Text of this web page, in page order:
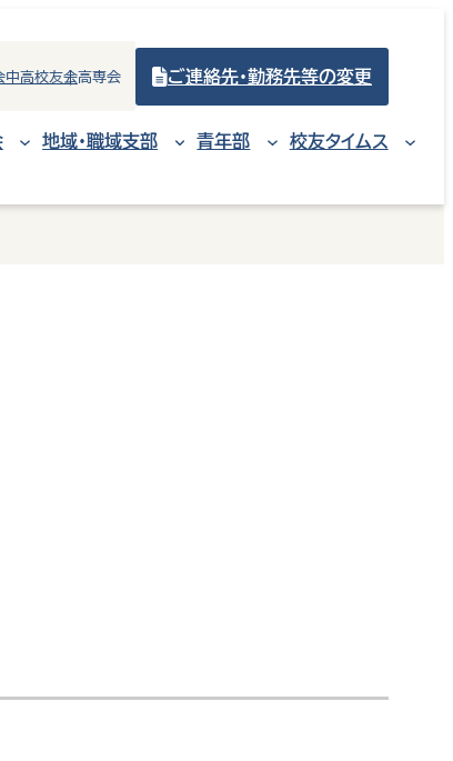
中高校友会高専会 ご連絡先・勤務先等の変更
地域・職域支部 青年部 校友タイムス